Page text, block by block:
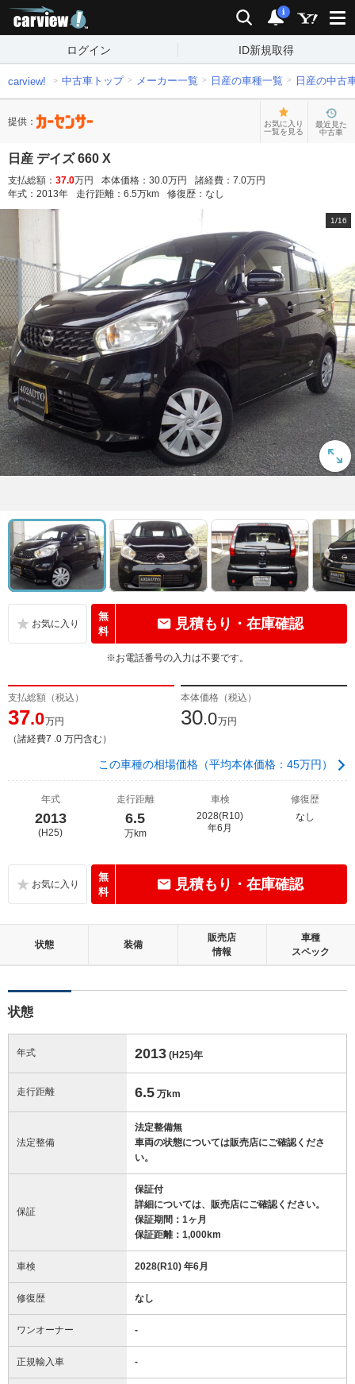
検索 通知
i
ログイン ID新規取得
carview! 中古車トップ メーカー一覧 日産の車種一覧 日産の中古
提供：
お気に入り
一覧を見る
最近見た
中古車
日産 デイズ 660 X
支払総額： 37.0万円 本体価格： 30.0万円 諸経費： 7.0万円
年式： 2013年 走行距離： 6.5万km 修復歴： なし
1/16
無
料
見積もり・在庫確認
※お電話番号の入力は不要です。
支払総額（税込）
37.0万円
（諸経費7 .0 万円含む）
本体価格（税込）
30.0万円
この車種の相場価格（平均本体価格：45万円）
年式
2013
(H25)
走行距離
6.5
万km
車検
2028(R10)
年6月
修復歴
なし
無
料
見積もり・在庫確認
状態 装備
販売店
情報
車種
スペック
状態
年式 2013 (H25)年
走行距離 6.5 万km
法定整備
法定整備無
車両の状態については販売店にご確認くださ
い。
保証
保証付
詳細については、販売店にご確認ください。
保証期間：1ヶ月
保証距離：1,000km
車検 2028(R10) 年6月
修復歴 なし
ワンオーナー -
正規輸入車 -